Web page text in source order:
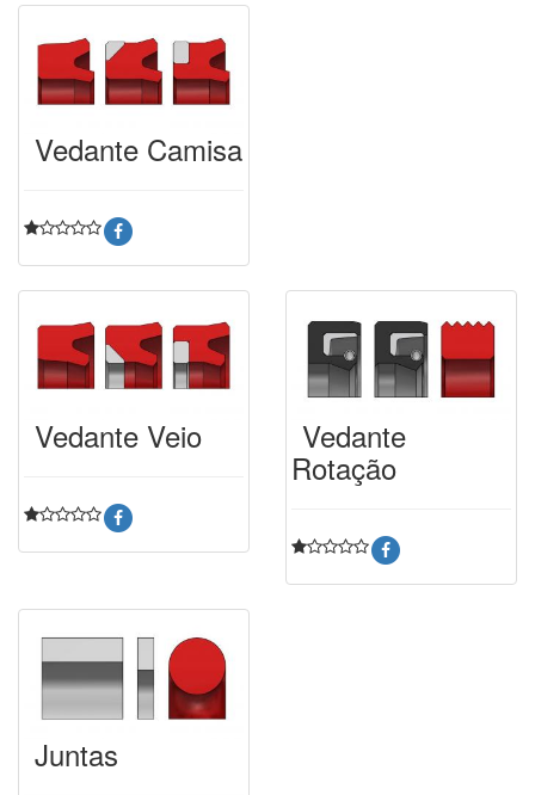
Vedante Camisa
Vedante Veio Vedante
Rotação
Juntas